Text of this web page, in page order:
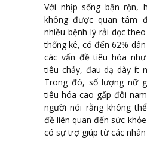
Với nhịp sống bận rộn,
không được quan tâm
nhiều bệnh lý rải dọc
thống kê, có đến 62%
các vấn đề tiêu hóa
tiêu chảy, đau dạ dày ít
Trong đó, số lượng nữ
tiêu hóa cao gấp đôi
người nói rằng không
đề liên quan đến sức
có sự trợ giúp từ các nhân